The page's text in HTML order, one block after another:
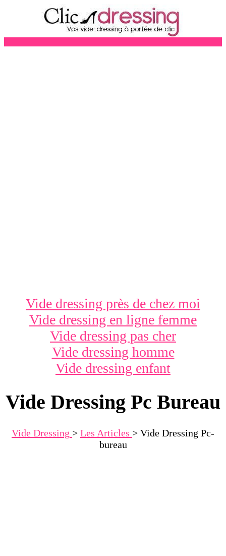
Vide dressing près de chez moi
Vide dressing en ligne femme
Vide dressing pas cher
Vide dressing homme
Vide dressing enfant
Vide Dressing Pc Bureau
Vide Dressing > Les Articles > Vide Dressing Pc-
bureau